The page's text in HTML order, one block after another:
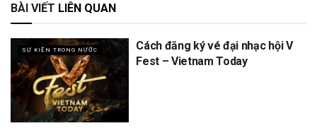
BÀI VIẾT LIÊN QUAN
SỰ KIỆN TRONG NƯỚC
Cách đăng ký vé đại nhạc hội V
Fest – Vietnam Today